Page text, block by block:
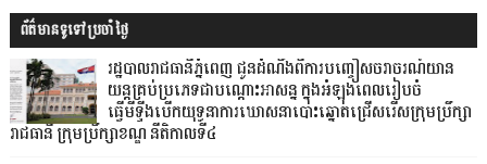
ព័ត៌មានទូទៅប្រចាំថ្ងៃ
រដ្ឋបាលរាជធានីភ្នំពេញ ជូនដំណឹងពីការបញ្ចៀសចរាចរណ៍យាន
យន្តគ្រប់ប្រភេទជាបណ្តោះអាសន្ន ក្នុងអំឡុងពេលរៀបចំ
ធ្វើមីទ្ទីងបើកយុទ្ធនាការឃោសនាបោះឆ្នោតជ្រើសរើសក្រុមប្រឹក្សា
រាជធានី ក្រុមប្រឹក្សាខណ្ឌ នីតិកាលទី៤